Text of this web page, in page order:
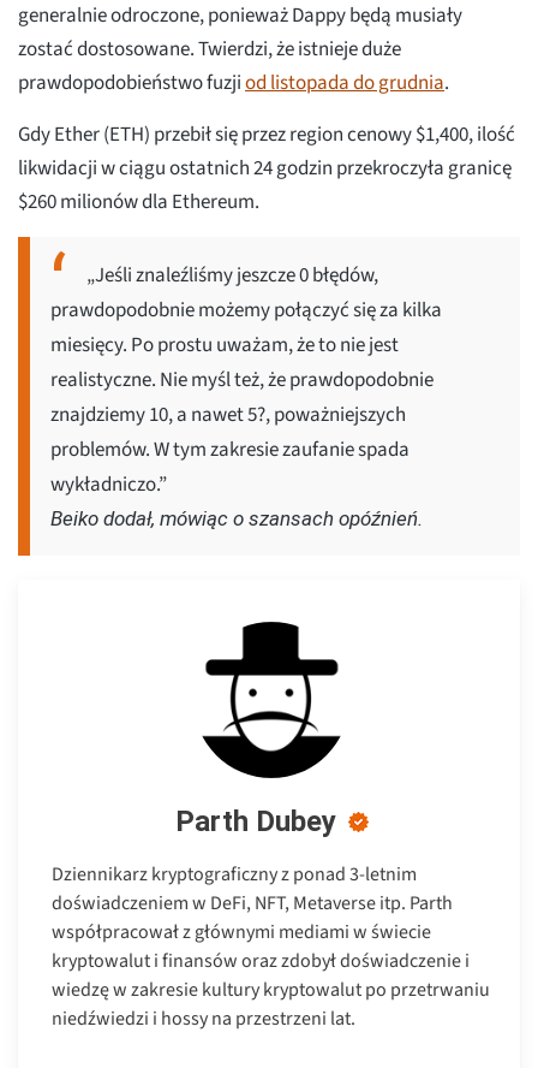
generalnie odroczone, ponieważ Dappy będą musiały
zostać dostosowane. Twierdzi, że istnieje duże
prawdopodobieństwo fuzjiod listopada do grudnia.
Gdy Ether (ETH) przebił się przez region cenowy $1,400, ilość
likwidacji w ciągu ostatnich 24 godzin przekroczyła granicę
$260 milionów dla Ethereum.
„Jeśli znaleźliśmy jeszcze 0 błędów,
prawdopodobnie możemy połączyć się za kilka
miesięcy. Po prostu uważam, że to nie jest
realistyczne. Nie myśl też, że prawdopodobnie
znajdziemy 10, a nawet 5?, poważniejszych
problemów. W tym zakresie zaufanie spada
wykładniczo.”
Beiko dodał, mówiąc o szansach opóźnień.
Parth Dubey
Dziennikarz kryptograficzny z ponad 3-letnim
doświadczeniem w DeFi, NFT, Metaverse itp. Parth
współpracował z głównymi mediami w świecie
kryptowalut i finansów oraz zdobył doświadczenie i
wiedzę w zakresie kultury kryptowalut po przetrwaniu
niedźwiedzi i hossy na przestrzeni lat.